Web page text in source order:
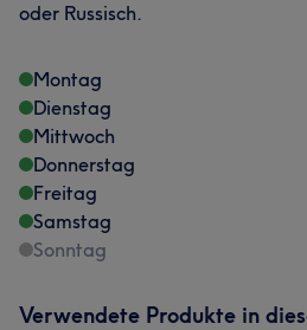
oder Russisch.
Montag
Dienstag
Mittwoch
Donnerstag
Freitag
Samstag
Sonntag
Verwendete Produkte in